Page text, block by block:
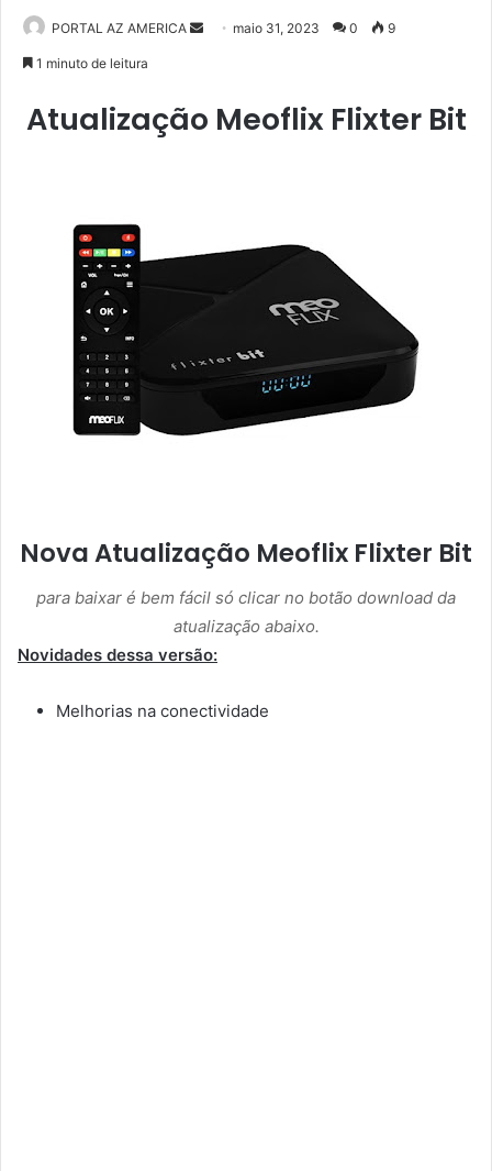
PORTAL AZ AMERICA
e
maio 31, 2023 0 9
1 minuto de leitura
Atualização Meoflix Flixter Bit
Nova Atualização Meoflix Flixter Bit
para baixar é bem fácil só clicar no botão download da
atualização abaixo.
Novidades dessa versão:
Melhorias na conectividade